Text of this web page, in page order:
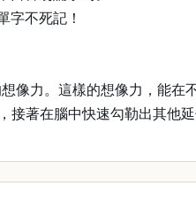
字不死記！
像力。這樣的想像力，能
接著在腦中快速勾勒出其他延